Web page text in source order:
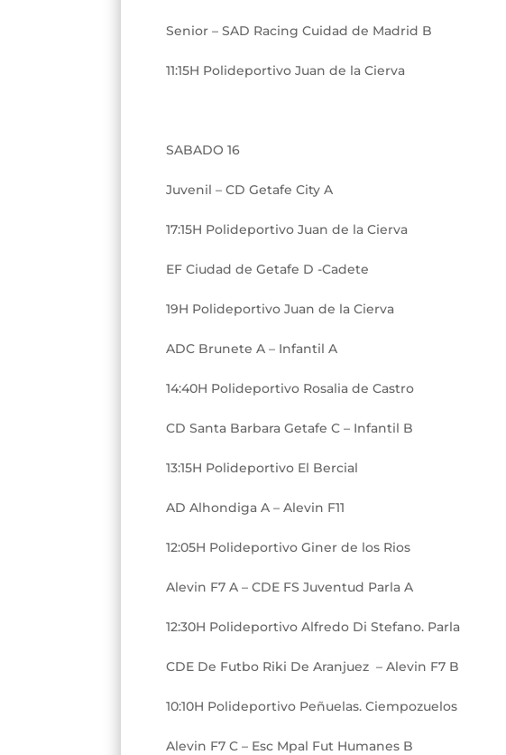
Senior – SAD Racing Cuidad de Madrid B
11:15H Polideportivo Juan de la Cierva
SABADO 16
Juvenil – CD Getafe City A
17:15H Polideportivo Juan de la Cierva
EF Ciudad de Getafe D -Cadete
19H Polideportivo Juan de la Cierva
ADC Brunete A – Infantil A
14:40H Polideportivo Rosalia de Castro
CD Santa Barbara Getafe C – Infantil B
13:15H Polideportivo El Bercial
AD Alhondiga A – Alevin F11
12:05H Polideportivo Giner de los Rios
Alevin F7 A – CDE FS Juventud Parla A
12:30H Polideportivo Alfredo Di Stefano. Parla
CDE De Futbo Riki De Aranjuez – Alevin F7 B
10:10H Polideportivo Peñuelas. Ciempozuelos
Alevin F7 C – Esc Mpal Fut Humanes B